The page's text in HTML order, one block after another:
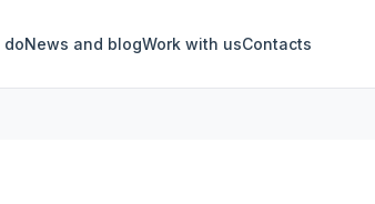
doNews and blogWork with usContacts